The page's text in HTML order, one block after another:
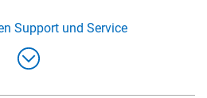
Support und Service